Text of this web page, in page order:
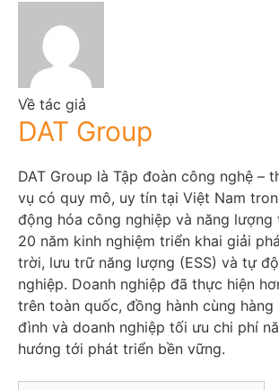
Về tác giả
DAT Group
DAT Group là Tập đoàn công nghệ –
vụ có quy mô, uy tín tại Việt Nam
động hóa công nghiệp và năng
20 năm kinh nghiệm triển khai giải
trời, lưu trữ năng lượng (ESS) và tự
nghiệp. Doanh nghiệp đã thực hiện
trên toàn quốc, đồng hành cùng hàng
đình và doanh nghiệp tối ưu chi phí
hướng tới phát triển bền vững.